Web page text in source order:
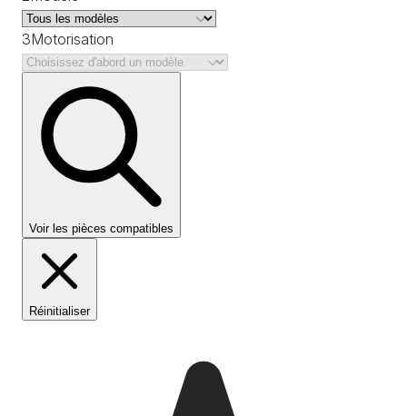
3Motorisation
Voir les pièces compatibles
Réinitialiser